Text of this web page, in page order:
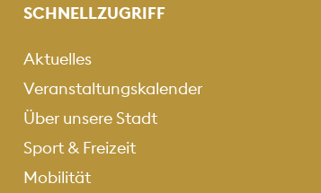
SCHNELLZUGRIFF
Aktuelles
Veranstaltungskalender
Über unsere Stadt
Sport & Freizeit
Mobilität